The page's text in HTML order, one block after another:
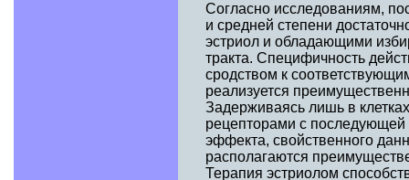
Согласно исследованиям,
и средней степени
эстриол и обладающими
тракта. Специфичность
сродством к
реализуется
Задерживаясь лишь в
рецепторами с последующей
эффекта, свойственного
располагаются
Терапия эстриолом